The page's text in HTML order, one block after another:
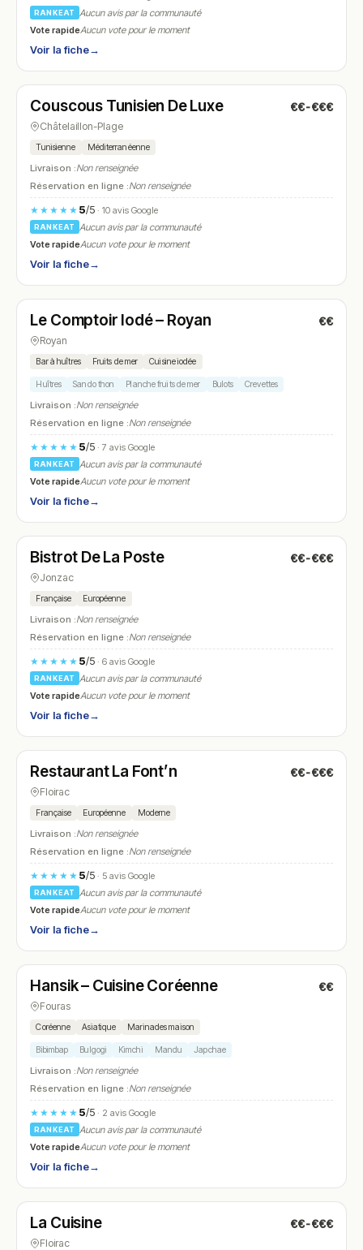
RANKEAT
Aucun avis par la communauté
Vote rapideAucun vote pour le moment
Voir la fiche→
N° 10
Couscous Tunisien De Luxe €€-€€€
Châtelaillon-Plage
Tunisienne Méditerranéenne
Livraison :Non renseignée
Réservation en ligne :Non renseignée
★★★★★ 5/5· 10 avis Google
RANKEAT
Aucun avis par la communauté
Vote rapideAucun vote pour le moment
Voir la fiche→
N° 11
Le Comptoir Iodé – Royan €€
Royan
Bar à huîtres Fruits de mer Cuisine iodée
Huîtres Sando thon Planche fruits de mer Bulots Crevettes
Livraison :Non renseignée
Réservation en ligne :Non renseignée
★★★★★ 5/5· 7 avis Google
RANKEAT
Aucun avis par la communauté
Vote rapideAucun vote pour le moment
Voir la fiche→
N° 12
Bistrot De La Poste €€-€€€
Jonzac
Française Européenne
Livraison :Non renseignée
Réservation en ligne :Non renseignée
★★★★★ 5/5· 6 avis Google
RANKEAT
Aucun avis par la communauté
Vote rapideAucun vote pour le moment
Voir la fiche→
N° 13
Restaurant La Font’n €€-€€€
Floirac
Française Européenne Moderne
Livraison :Non renseignée
Réservation en ligne :Non renseignée
★★★★★ 5/5· 5 avis Google
RANKEAT
Aucun avis par la communauté
Vote rapideAucun vote pour le moment
Voir la fiche→
N° 14
Hansik – Cuisine Coréenne €€
Fouras
Coréenne Asiatique Marinades maison
Bibimbap Bulgogi Kimchi Mandu Japchae
Livraison :Non renseignée
Réservation en ligne :Non renseignée
★★★★★ 5/5· 2 avis Google
RANKEAT
Aucun avis par la communauté
Vote rapideAucun vote pour le moment
Voir la fiche→
N° 15
La Cuisine €€-€€€
Floirac